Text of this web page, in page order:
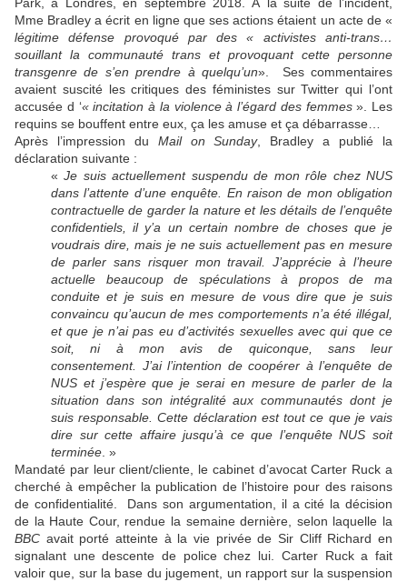
Mme Bradley a écrit en ligne que ses actions étaient un acte de «
légitime défense provoqué par des « activistes anti-trans…
souillant la communauté trans et provoquant cette personne
transgenre de s’en prendre à quelqu’un». Ses commentaires
avaient suscité les critiques des féministes sur Twitter qui l’ont
accusée d ‘« incitation à la violence à l’égard des femmes». Les
requins se bouffent entre eux, ça les amuse et ça débarrasse…
Après l’impression du Mail on Sunday, Bradley a publié la
déclaration suivante :
«Je suis actuellement suspendu de mon rôle chez NUS
dans l’attente d’une enquête. En raison de mon obligation
contractuelle de garder la nature et les détails de l’enquête
confidentiels, il y’a un certain nombre de choses que je
voudrais dire, mais je ne suis actuellement pas en mesure
de parler sans risquer mon travail. J’apprécie à l’heure
actuelle beaucoup de spéculations à propos de ma
conduite et je suis en mesure de vous dire que je suis
convaincu qu’aucun de mes comportements n’a été illégal,
et que je n’ai pas eu d’activités sexuelles avec qui que ce
soit, ni à mon avis de quiconque, sans leur
consentement. J’ai l’intention de coopérer à l’enquête de
NUS et j’espère que je serai en mesure de parler de la
situation dans son intégralité aux communautés dont je
suis responsable. Cette déclaration est tout ce que je vais
dire sur cette affaire jusqu’à ce que l’enquête NUS soit
terminée . »
Mandaté par leur client/cliente, le cabinet d’avocat Carter Ruck a
cherché à empêcher la publication de l’histoire pour des raisons
de confidentialité. Dans son argumentation, il a cité la décision
de la Haute Cour, rendue la semaine dernière, selon laquelle la
BBC avait porté atteinte à la vie privée de Sir Cliff Richard en
signalant une descente de police chez lui. Carter Ruck a fait
valoir que, sur la base du jugement, un rapport sur la suspension